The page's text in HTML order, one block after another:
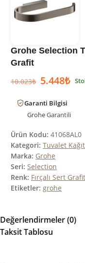
Grohe Selection
Grafit
10.023₺ 5.448₺
Garanti Bilgisi
GroheGarantili
Ürün Kodu: 41068AL0
Kategori: Tuvalet
Marka: Grohe
Seri: Selection
Renk: Fırçalı Sert Grafit
Etiketler: grohe
Değerlendirmeler (0)
Taksit Tablosu